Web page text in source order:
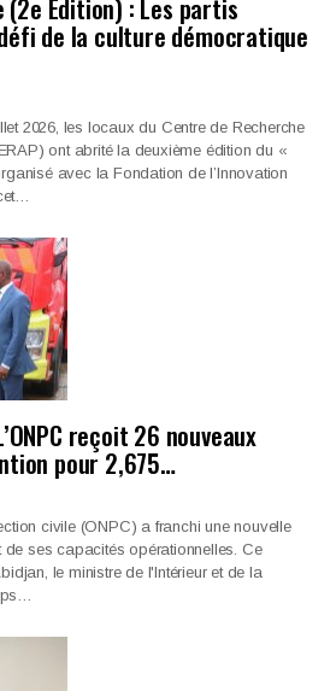
(2e Édition) : Les partis
de la culture démocratique
2026, les locaux du Centre de Recherche
ont abrité la deuxième édition du «
avec la Fondation de l’Innovation
reçoit 26 nouveaux
pour 2,675…
civile (ONPC) a franchi une nouvelle
de ses capacités opérationnelles. Ce
le ministre de l'Intérieur et de la